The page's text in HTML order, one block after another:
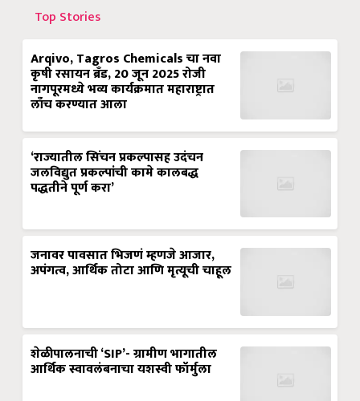
Top Stories
Arqivo, Tagros Chemicals चा नवा
कृषी रसायन ब्रँड, 20 जून 2025 रोजी
नागपूरमध्ये भव्य कार्यक्रमात महाराष्ट्रात
लाँच करण्यात आला
‘राज्यातील सिंचन प्रकल्पासह उदंचन
जलविद्युत प्रकल्पांची कामे कालबद्ध
पद्धतीने पूर्ण करा’
जनावर पावसात भिजणं म्हणजे आजार,
अपंगत्व, आर्थिक तोटा आणि मृत्यूची चाहूल
शेळीपालनाची ‘SIP’- ग्रामीण भागातील
आर्थिक स्वावलंबनाचा यशस्वी फॉर्मुला